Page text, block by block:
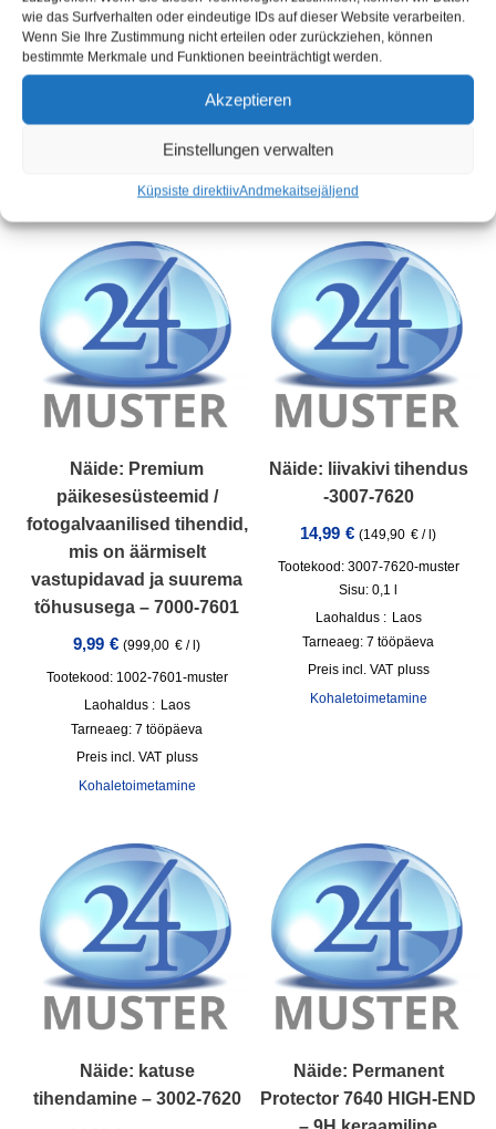
wie das Surfverhalten oder eindeutige IDs auf dieser Website verarbeiten.
Wenn Sie Ihre Zustimmung nicht erteilen oder zurückziehen, können
bestimmte Merkmale und Funktionen beeinträchtigt werden.
Akzeptieren
Einstellungen verwalten
Küpsiste direktiivAndmekaitsejäljend
Seotud tooted
Näide: Premium
päikesesüsteemid /
fotogalvaanilised tihendid,
mis on äärmiselt
vastupidavad ja suurema
tõhususega – 7000-7601
9,99 € (999,00 € / )
Tootekood: 1002-7601-muster
Laohaldus : Laos
Tarneaeg: 7 tööpäeva
incl. VAT pluss
Kohaletoimetamine
Näide: liivakivi tihendus
-3007-7620
14,99 € (149,90 € / )
Tootekood: 3007-7620-muster
Sisu: 0,1 l
Laohaldus : Laos
Tarneaeg: 7 tööpäeva
incl. VAT pluss
Kohaletoimetamine
Näide: katuse
tihendamine – 3002-7620
Näide: Permanent
Protector 7640 HIGH-END